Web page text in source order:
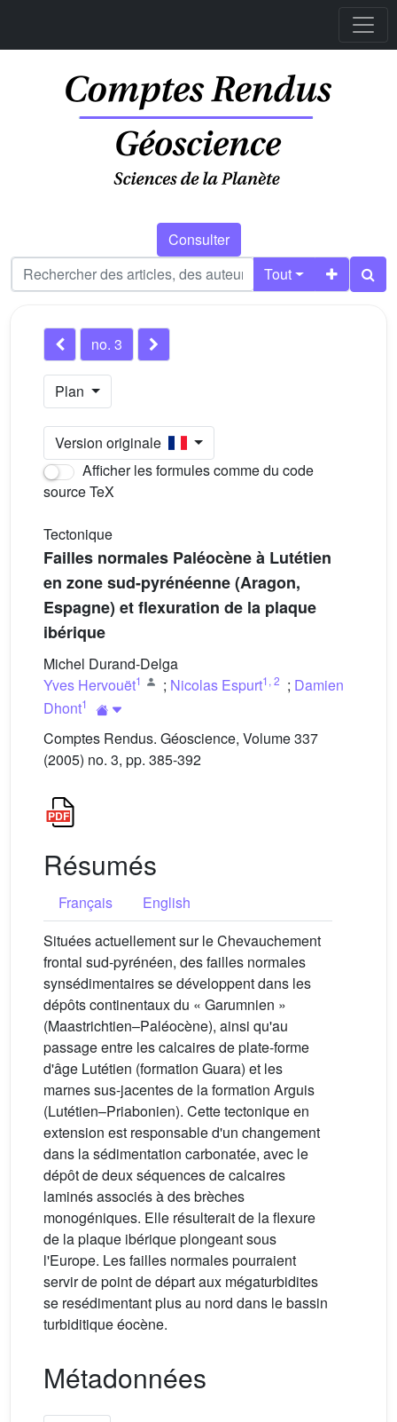
Consulter
Tout
no. 3
Plan
Version originale
Afficher les formules comme du code
source TeX
Tectonique
Failles normales Paléocène à Lutétien
en zone sud-pyrénéenne (Aragon,
Espagne) et flexuration de la plaque
ibérique
Michel Durand-Delga
Yves Hervouët1 ; Nicolas Espurt1 , 2 ; Damien
Dhont1
Comptes Rendus. Géoscience, Volume 337
(2005) no. 3, pp. 385-392
Résumés
Français
English
Situées actuellement sur le Chevauchement
frontal sud-pyrénéen, des failles normales
synsédimentaires se développent dans les
dépôts continentaux du « Garumnien »
(Maastrichtien–Paléocène), ainsi qu'au
passage entre les calcaires de plate-forme
d'âge Lutétien (formation Guara) et les
marnes sus-jacentes de la formation Arguis
(Lutétien–Priabonien). Cette tectonique en
extension est responsable d'un changement
dans la sédimentation carbonatée, avec le
dépôt de deux séquences de calcaires
laminés associés à des brèches
monogéniques. Elle résulterait de la flexure
de la plaque ibérique plongeant sous
l'Europe. Les failles normales pourraient
servir de point de départ aux mégaturbidites
se resédimentant plus au nord dans le bassin
turbiditique éocène.
Métadonnées